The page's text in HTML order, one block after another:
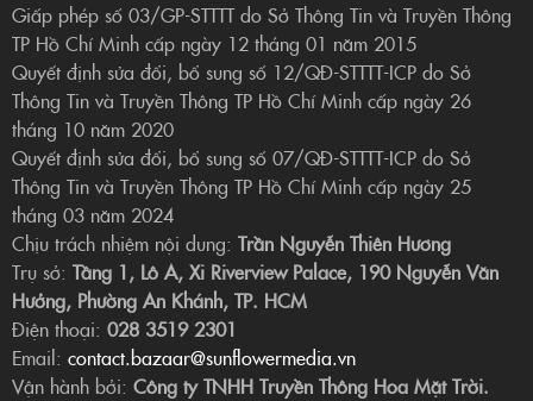
Giấp phép số 03/GP-STTTT do Sở Thông Tin và Truyền Thông
TP Hồ Chí Minh cấp ngày 12 tháng 01 năm 2015
Quyết định sửa đổi, bổ sung số 12/QĐ-STTTT-ICP do Sở
Thông Tin và Truyền Thông TP Hồ Chí Minh cấp ngày 26
tháng 10 năm 2020
Quyết định sửa đổi, bổ sung số 07/QĐ-STTTT-ICP do Sở
Thông Tin và Truyền Thông TP Hồ Chí Minh cấp ngày 25
tháng 03 năm 2024
Chịu trách nhiệm nội dung: Trần Nguyễn Thiên Hương
Trụ sở: Tầng 1, Lô A, Xi Riverview Palace, 190 Nguyễn Văn
Hưởng, Phường An Khánh, TP. HCM
Điện thoại: 028 3519 2301
Email: contact.bazaar@sunflowermedia.vn
Vận hành bởi: Công ty TNHH Truyền Thông Hoa Mặt Trời.